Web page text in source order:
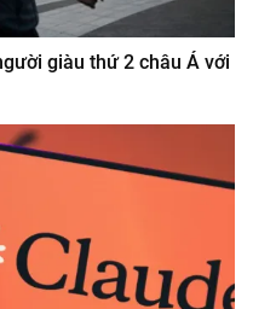
giàu thứ 2 châu Á với